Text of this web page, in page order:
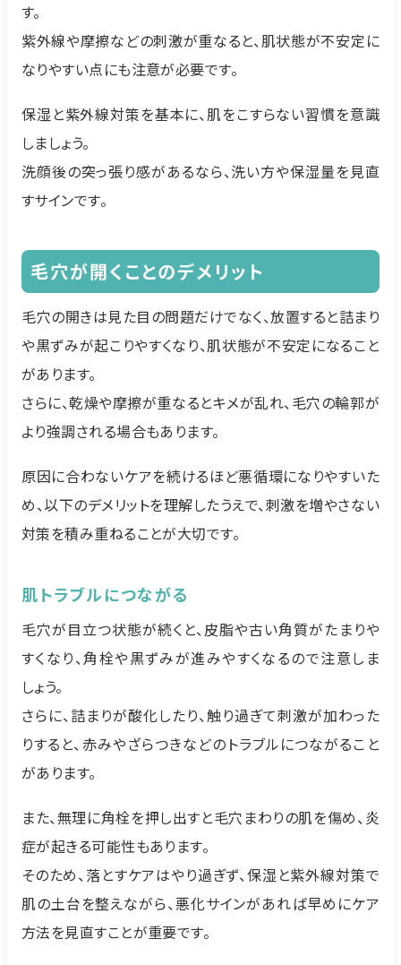
す。
紫外線や摩擦などの刺激が重なると、肌状態が不安定に
なりやすい点にも注意が必要です。
保湿と紫外線対策を基本に、肌をこすらない習慣を意識
しましょう。
洗顔後の突っ張り感があるなら、洗い方や保湿量を見直
すサインです。
毛穴が開くことのデメリット
毛穴の開きは見た目の問題だけでなく、放置すると詰まり
や黒ずみが起こりやすくなり、肌状態が不安定になること
があります。
さらに、乾燥や摩擦が重なるとキメが乱れ、毛穴の輪郭が
より強調される場合もあります。
原因に合わないケアを続けるほど悪循環になりやすいた
め、以下のデメリットを理解したうえで、刺激を増やさない
対策を積み重ねることが大切です。
肌トラブルにつながる
毛穴が目立つ状態が続くと、皮脂や古い角質がたまりや
すくなり、角栓や黒ずみが進みやすくなるので注意しま
しょう。
さらに、詰まりが酸化したり、触り過ぎて刺激が加わった
りすると、赤みやざらつきなどのトラブルにつながること
があります。
また、無理に角栓を押し出すと毛穴まわりの肌を傷め、炎
症が起きる可能性もあります。
そのため、落とすケアはやり過ぎず、保湿と紫外線対策で
肌の土台を整えながら、悪化サインがあれば早めにケア
方法を見直すことが重要です。